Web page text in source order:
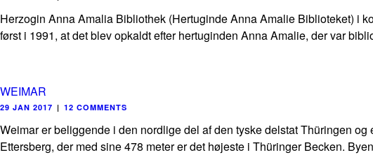
Herzogin Anna Amalia Bibliothek (Hertuginde Anna Amalie Biblioteket) i
først i 1991, at det blev opkaldt efter hertuginden Anna Amalie, der var
WEIMAR
29 JAN 2017 | 12 COMMENTS
Weimar er beliggende i den nordlige del af den tyske delstat Thüringen
Ettersberg, der med sine 478 meter er det højeste i Thüringer Becken.